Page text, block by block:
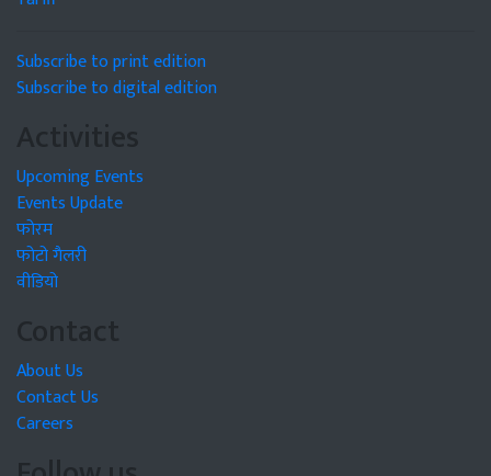
Subscribe to print edition
Subscribe to digital edition
Activities
Upcoming Events
Events Update
फोरम
फोटो गैलरी
वीडियो
Contact
About Us
Contact Us
Careers